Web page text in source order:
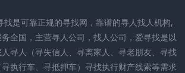
找是可靠正规的寻找网，靠谱的寻人找人机构,
全国，主营寻人公司，找人公司，爱寻找是以
寻人（寻失信人、寻离家人、寻老朋友、寻找
执行车、寻抵押车）寻找执行财产线索等需求